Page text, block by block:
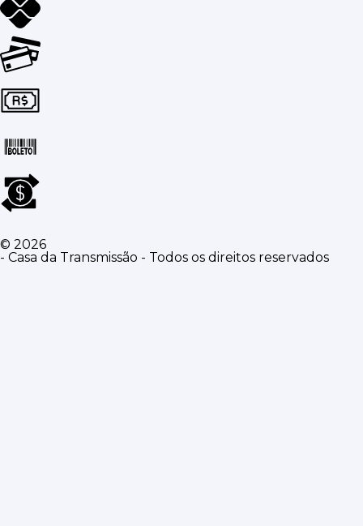
© 2026
- Casa da Transmissão - Todos os direitos reservados